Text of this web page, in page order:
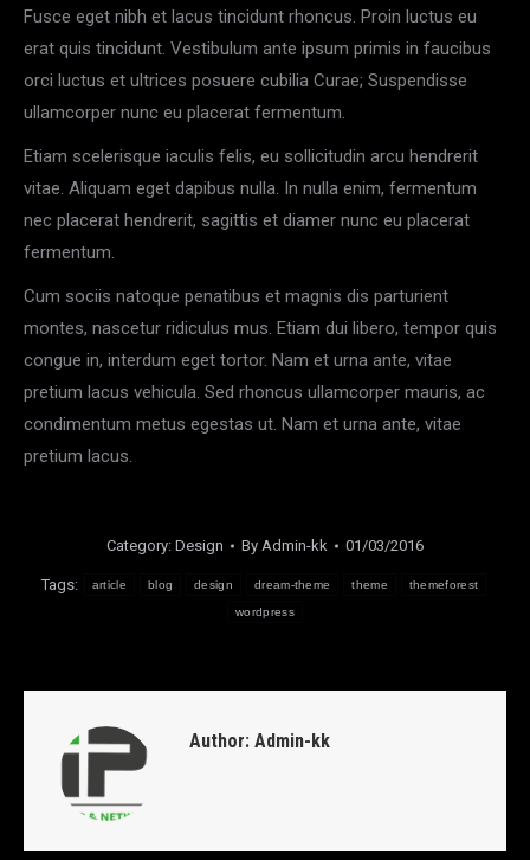
Fusce eget nibh et lacus tincidunt rhoncus. Proin luctus eu
erat quis tincidunt. Vestibulum ante ipsum primis in faucibus
orci luctus et ultrices posuere cubilia Curae; Suspendisse
ullamcorper nunc eu placerat fermentum.
Etiam scelerisque iaculis felis, eu sollicitudin arcu hendrerit
vitae. Aliquam eget dapibus nulla. In nulla enim, fermentum
nec placerat hendrerit, sagittis et diamer nunc eu placerat
fermentum.
Cum sociis natoque penatibus et magnis dis parturient
montes, nascetur ridiculus mus. Etiam dui libero, tempor quis
congue in, interdum eget tortor. Nam et urna ante, vitae
pretium lacus vehicula. Sed rhoncus ullamcorper mauris, ac
condimentum metus egestas ut. Nam et urna ante, vitae
pretium lacus.
Category: Design By Admin-kk 01/03/2016
Tags: article blog design dream-theme theme themeforest
wordpress
Author: Admin-kk